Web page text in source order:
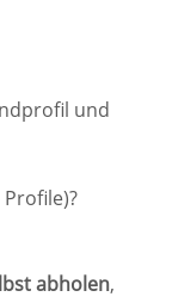
und
abholen,